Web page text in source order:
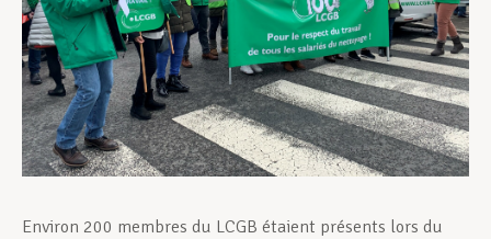
Devenir Membre
Actualités
Environ 200 membres du LCGB étaient présents lors du